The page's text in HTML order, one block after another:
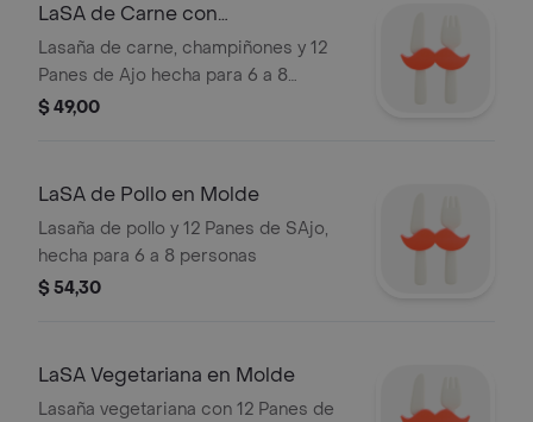
LaSA de Carne con
Champiñones en Molde
Lasaña de carne, champiñones y 12
Panes de Ajo hecha para 6 a 8
personas
$ 49,00
LaSA de Pollo en Molde
Lasaña de pollo y 12 Panes de SAjo,
hecha para 6 a 8 personas
$ 54,30
LaSA Vegetariana en Molde
Lasaña vegetariana con 12 Panes de